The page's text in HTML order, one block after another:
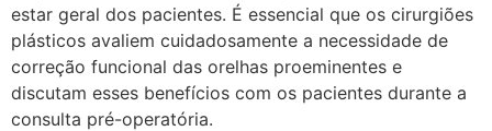
estar geral dos pacientes. É essencial que os cirurgiões
plásticos avaliem cuidadosamente a necessidade de
correção funcional das orelhas proeminentes e
discutam esses benefícios com os pacientes durante a
consulta pré-operatória.